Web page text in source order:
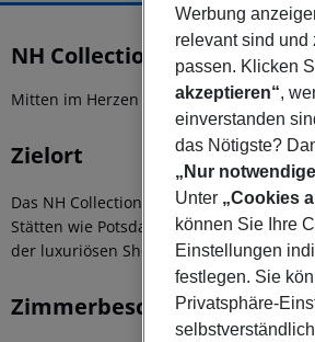
NH Collection Berlin Mitte
Mitten im Herzen der Stadt gelegen!
Zielort
Das NH Collection Berlin Mitte ist ein 4-
Stätten wie Potsdamer Platz,
der luxuriösen Shopping Mall LP12 sind
Zimmerbeschreibung
Werbung
relevant sind und
passen. Klicken
akzeptieren“,
einverstanden
das Nötigste?
„Nur
Unter „Cookies
können Sie Ihre
Einstellungen
festlegen. Sie
Privatsphäre-